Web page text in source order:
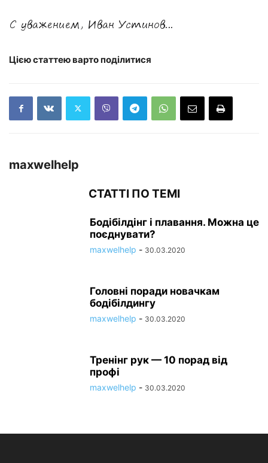
Цією статтею варто поділитися
maxwelhelp
СТАТТІ ПО ТЕМІ
Бодібілдінг і плавання. Можна це
поєднувати?
maxwelhelp - 30.03.2020
Головні поради новачкам
бодібілдингу
maxwelhelp - 30.03.2020
Тренінг рук — 10 порад від
профі
maxwelhelp - 30.03.2020